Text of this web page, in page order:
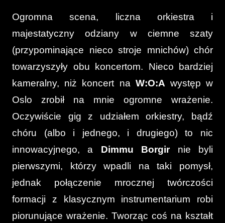
Ogromna scena, liczna orkiestra i
majestatyczny odziany w ciemne szaty
(przypominające nieco stroje mnichów) chór
towarzyszyły obu koncertom. Nieco bardziej
kameralny, niż koncert na W:O:A występ w
Oslo zrobił na mnie ogromne wrażenie.
Oczywiście gig z udziałem orkiestry, bądź
chóru (albo i jednego, i drugiego) to nic
innowacyjnego, a Dimmu Borgirnie byli
pierwszymi, którzy wpadli na taki pomysł,
jednak połączenie mrocznej twórczości
formacji z klasycznym instrumentarium robi
piorunujące wrażenie. Tworząc coś na kształt